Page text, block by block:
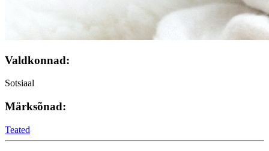
Valdkonnad:
Sotsiaal
Märksõnad:
Teated